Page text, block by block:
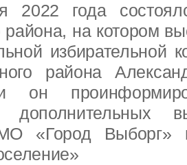
2022 года
района, на котором
избирательной
района
он
дополнительных
МО «Город